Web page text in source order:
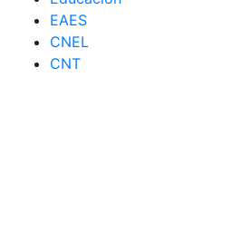
EAES
CNEL
CNT